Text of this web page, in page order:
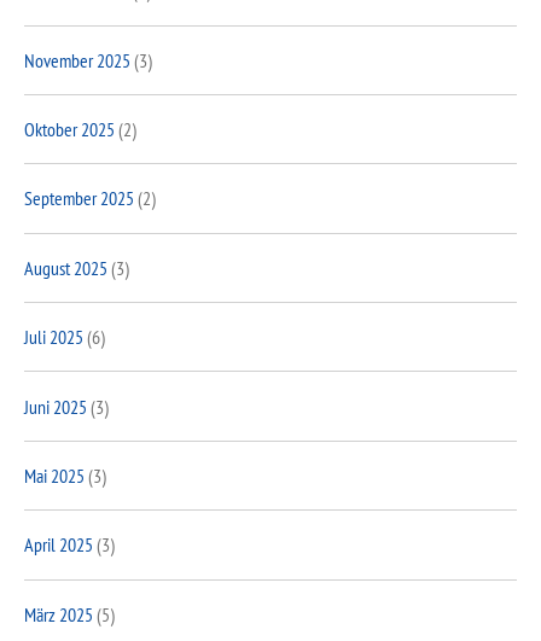
November 2025 (3)
Oktober 2025 (2)
September 2025 (2)
August 2025 (3)
Juli 2025 (6)
Juni 2025 (3)
Mai 2025 (3)
April 2025 (3)
März 2025 (5)